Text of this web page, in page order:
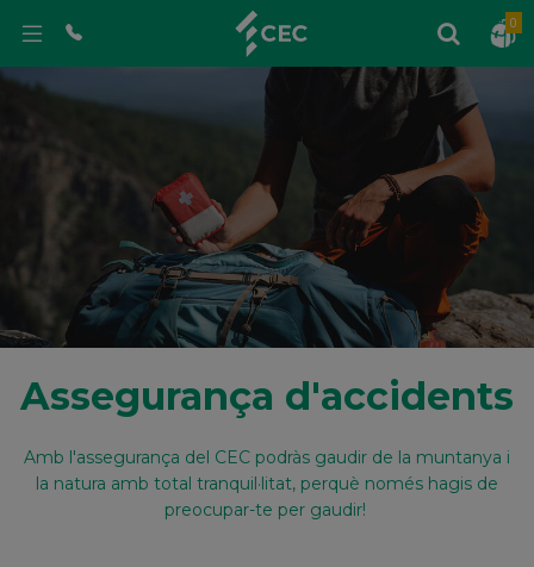
0
Assegurança d'accidents
Amb l'assegurança del CEC podràs gaudir de la muntanya i
la natura amb total tranquil·litat, perquè només hagis de
preocupar-te per gaudir!